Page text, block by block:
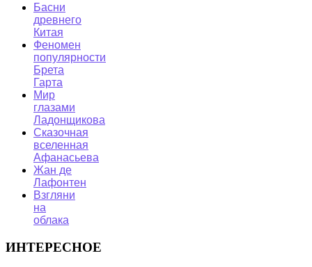
Басни
древнего
Китая
Феномен
популярности
Брета
Гарта
Мир
глазами
Ладонщикова
Сказочная
вселенная
Афанасьева
Жан де
Лафонтен
Взгляни
на
облака
ИНТЕРЕСНОЕ